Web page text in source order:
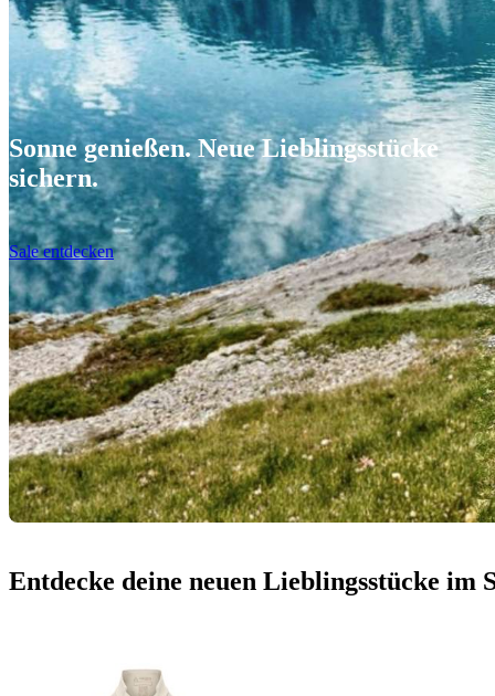
Sonne genießen. Neue Lieblingsstücke
sichern.
Sale entdecken
Entdecke deine neuen Lieblingsstücke im